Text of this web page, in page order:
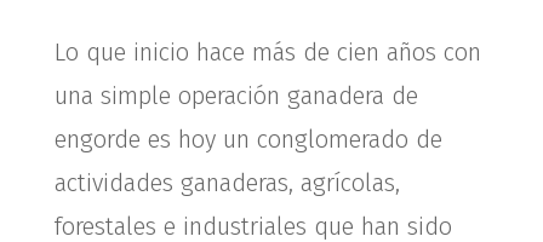
Lo que inicio hace más de cien años con
una simple operación ganadera de
engorde es hoy un conglomerado de
actividades ganaderas, agrícolas,
forestales e industriales que han sido